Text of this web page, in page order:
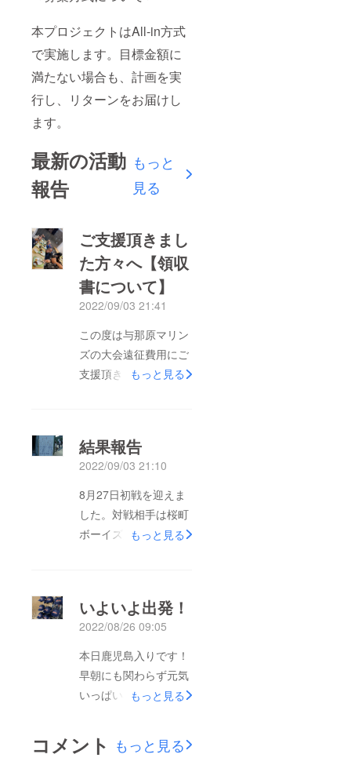
本プロジェクトはAll-in方式
で実施します。目標金額に
満たない場合も、計画を実
行し、リターンをお届けし
ます。
最新の活動
報告
もっと
見る
ご支援頂きまし
た方々へ【領収
書について】
2022/09/03 21:41
この度は与那原マリン
ズの大会遠征費用にご
支援頂きまして感謝申
書について】クラウド
ファンディングへのご
支援にあたり、個人
様・法人様に領収書の
発行をさせていただき
↓marines.okuhara@g
mail.com１、件名に
【与那原マリンズクラ
ウドファンディング領
収書希望】2、記載注
意事項☆クラウドファ
名☆領収書宛名☆支援
もっと見る
結果報告
2022/09/03 21:10
8月27日初戦を迎えま
した。対戦相手は桜町
ボーイズ少年軟式野球
負けて涙を流しました
がこの悔しさを糧に
もっともっと強くなっ
て次に繋げていってほ
しいと思います。与那
上げます。これからも
もっと見る
いよいよ出発！
2022/08/26 09:05
本日鹿児島入りです！
早朝にも関わらず元気
いっぱいの子供達で
よ〜〜！！本プロジェ
もっと見る
コメント もっと見る